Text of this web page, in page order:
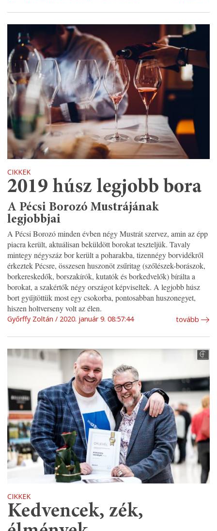
CIKKEK
2019 húsz legjobb bora
A Pécsi Borozó Mustrájának
legjobbjai
A Pécsi Borozó minden évben négy Mustrát szervez, amin az épp
piacra került, aktuálisan beküldött borokat teszteljük. Tavaly
mintegy négyszáz bor került a poharakba, tizennégy borvidékről
érkeztek Pécsre, összesen huszonöt zsűritag (szőlészek-borászok,
borkereskedők, borszakírók, kutatók és borkedvelők) bírálta a
borokat, a szakértők négy országot képviseltek. A legjobb húsz
bort gyűjtöttük most egy csokorba, pontosabban huszonegyet,
hiszen holtverseny volt az élen.
Győrffy Zoltán 2020. január 9. 08:57:44 tovább
CIKKEK
Kedvencek, zék,